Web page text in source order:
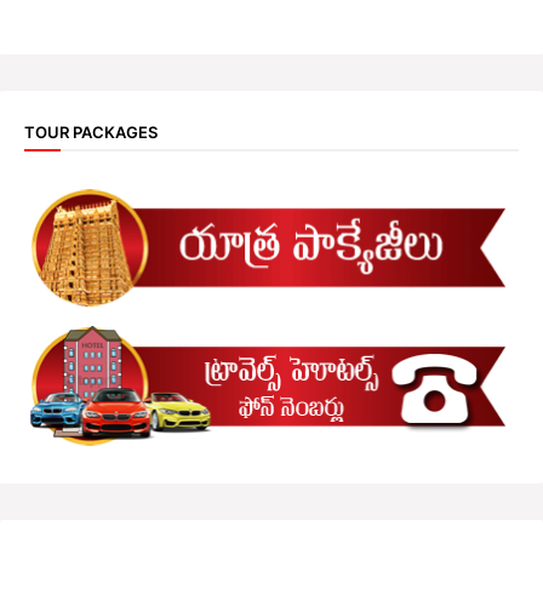
TOUR PACKAGES